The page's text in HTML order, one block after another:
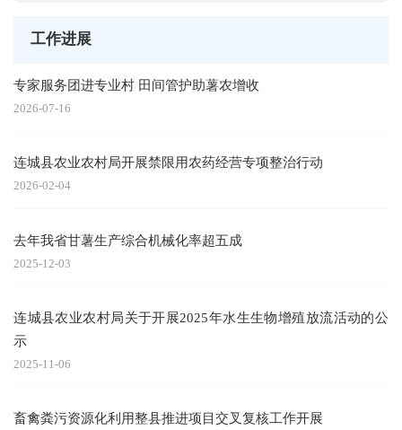
工作进展
专家服务团进专业村 田间管护助薯农增收
2026-07-16
连城县农业农村局开展禁限用农药经营专项整治行动
2026-02-04
去年我省甘薯生产综合机械化率超五成
2025-12-03
连城县农业农村局关于开展2025年水生生物增殖放流活动的公
示
2025-11-06
畜禽粪污资源化利用整县推进项目交叉复核工作开展